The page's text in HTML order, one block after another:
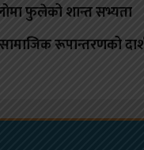
फुलेको शान्त सभ्यता
रूपान्तरणको